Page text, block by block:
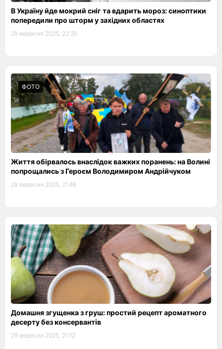
В Україну йде мокрий сніг та вдарить мороз: синоптики
попередили про шторм у західних областях
29 вересня 2025, 22:35
ФОТО
Життя обірвалось внаслідок важких поранень: на Волині
попрощались з Героєм Володимиром Андрійчуком
29 вересня 2025, 21:48
Домашня згущенка з груш: простий рецепт ароматного
десерту без консервантів
29 вересня 2025, 21:12